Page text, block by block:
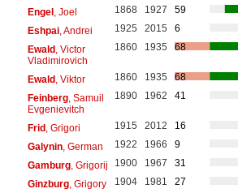
Engel, Joel 1868 1927
59
Eshpai, Andrei 1925 2015
6
Ewald, Victor
Vladimirovich
1860 1935 68
Ewald, Viktor 1860 1935
68
Feinberg, Samuil
Evgenievitch
1890 1962 41
Frid, Grigori 1915 2012
16
Galynin, German 1922 1966
9
Gamburg, Grigorij 1900 1967
31
Ginzburg, Grigory 1904 1981
27